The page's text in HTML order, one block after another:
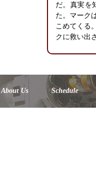
だ。真実を
た。マーク
こめてくる
クに救い出
About Us Schedule